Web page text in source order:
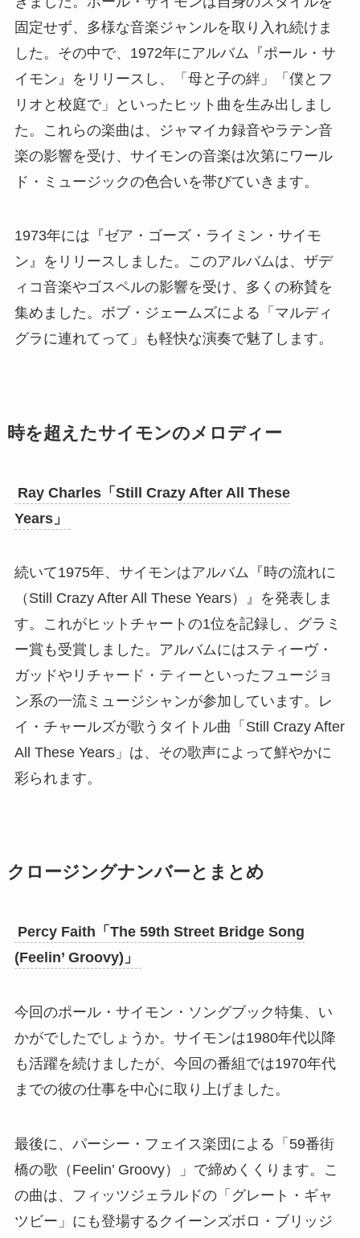
固定せず、多様な音楽ジャンルを取り入れ続けま
した。その中で、1972年にアルバム『ポール・サ
イモン』をリリースし、「母と子の絆」「僕とフ
リオと校庭で」といったヒット曲を生み出しまし
た。これらの楽曲は、ジャマイカ録音やラテン音
楽の影響を受け、サイモンの音楽は次第にワール
ド・ミュージックの色合いを帯びていきます。
1973年には『ゼア・ゴーズ・ライミン・サイモ
ン』をリリースしました。このアルバムは、ザデ
ィコ音楽やゴスペルの影響を受け、多くの称賛を
集めました。ボブ・ジェームズによる「マルディ
グラに連れてって」も軽快な演奏で魅了します。
時を超えたサイモンのメロディー
Ray Charles「Still Crazy After All These
Years」
続いて1975年、サイモンはアルバム『時の流れに
（Still Crazy After All These Years）』を発表しま
す。これがヒットチャートの1位を記録し、グラミ
ー賞も受賞しました。アルバムにはスティーヴ・
ガッドやリチャード・ティーといったフュージョ
ン系の一流ミュージシャンが参加しています。レ
イ・チャールズが歌うタイトル曲「Still Crazy After
All These Years」は、その歌声によって鮮やかに
彩られます。
クロージングナンバーとまとめ
Percy Faith「The 59th Street Bridge Song
(Feelin’ Groovy)」
今回のポール・サイモン・ソングブック特集、い
かがでしたでしょうか。サイモンは1980年代以降
も活躍を続けましたが、今回の番組では1970年代
までの彼の仕事を中心に取り上げました。
最後に、パーシー・フェイス楽団による「59番街
橋の歌（Feelin’ Groovy）」で締めくくります。こ
の曲は、フィッツジェラルドの「グレート・ギャ
ツビー」にも登場するクイーンズボロ・ブリッジ